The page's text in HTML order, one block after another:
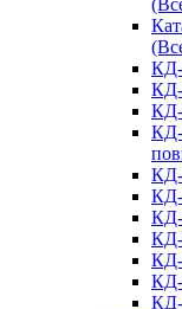
КД-
КД-
КД-
КД-
КД-
КД-
КД-
КД-
КД-